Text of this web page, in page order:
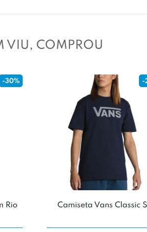
VIU, COMPROU
-20%
Camiseta New Balance